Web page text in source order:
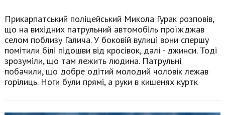
Прикарпатський поліцейський Микола Гурак розповів,
що на вихідних патрульний автомобіль проїжджав
селом поблизу Галича. У боковій вулиці вони спершу
помітили білі підошви від кросівок, далі - джинси. Тоді
зрозуміли, що там лежить людина. Патрульні
побачили, що добре одітий молодий чоловік лежав
горілиць. Ноги були прямі, а руки в кишенях куртк